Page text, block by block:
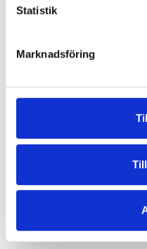
Statistik
Marknadsföring
Helene
Anmäl dig till en gratis
Allmänna
museibesökare